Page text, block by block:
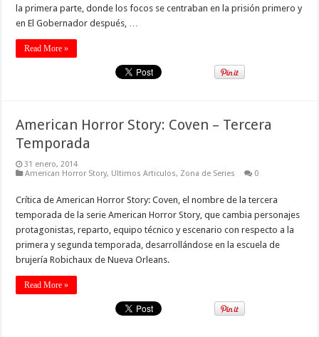
la primera parte, donde los focos se centraban en la prisión primero y
en El Gobernador después, …
Read More »
American Horror Story: Coven – Tercera
Temporada
31 enero, 2014
American Horror Story, Ultimos Articulos, Zona de Series 0
Crítica de American Horror Story: Coven, el nombre de la tercera
temporada de la serie American Horror Story, que cambia personajes
protagonistas, reparto, equipo técnico y escenario con respecto a la
primera y segunda temporada, desarrollándose en la escuela de
brujería Robichaux de Nueva Orleans.
Read More »